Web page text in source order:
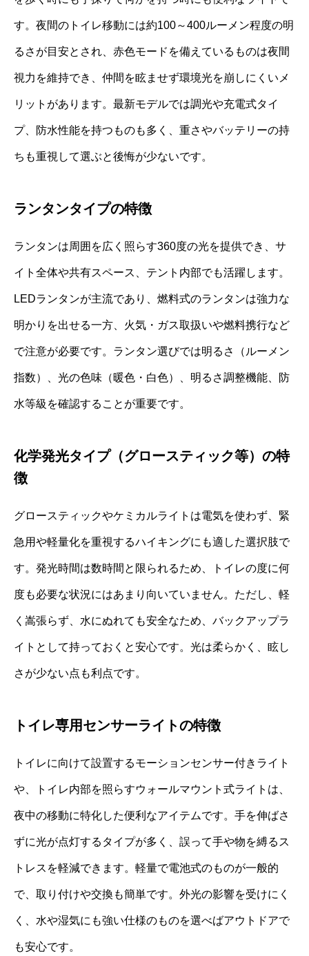
す。夜間のトイレ移動には約100～400ルーメン程度の明
るさが目安とされ、赤色モードを備えているものは夜間
視力を維持でき、仲間を眩ませず環境光を崩しにくいメ
リットがあります。最新モデルでは調光や充電式タイ
プ、防水性能を持つものも多く、重さやバッテリーの持
ちも重視して選ぶと後悔が少ないです。
ランタンタイプの特徴
ランタンは周囲を広く照らす360度の光を提供でき、サ
イト全体や共有スペース、テント内部でも活躍します。
LEDランタンが主流であり、燃料式のランタンは強力な
明かりを出せる一方、火気・ガス取扱いや燃料携行など
で注意が必要です。ランタン選びでは明るさ（ルーメン
指数）、光の色味（暖色・白色）、明るさ調整機能、防
水等級を確認することが重要です。
化学発光タイプ（グロースティック等）の特
徴
グロースティックやケミカルライトは電気を使わず、緊
急用や軽量化を重視するハイキングにも適した選択肢で
す。発光時間は数時間と限られるため、トイレの度に何
度も必要な状況にはあまり向いていません。ただし、軽
く嵩張らず、水にぬれても安全なため、バックアップラ
イトとして持っておくと安心です。光は柔らかく、眩し
さが少ない点も利点です。
トイレ専用センサーライトの特徴
トイレに向けて設置するモーションセンサー付きライト
や、トイレ内部を照らすウォールマウント式ライトは、
夜中の移動に特化した便利なアイテムです。手を伸ばさ
ずに光が点灯するタイプが多く、誤って手や物を縛るス
トレスを軽減できます。軽量で電池式のものが一般的
で、取り付けや交換も簡単です。外光の影響を受けにく
く、水や湿気にも強い仕様のものを選べばアウトドアで
も安心です。